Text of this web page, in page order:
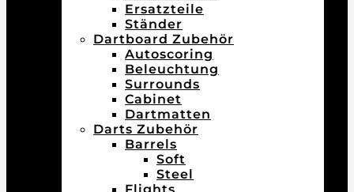
Ersatzteile
Ständer
Dartboard Zubehör
Autoscoring
Beleuchtung
Surrounds
Cabinet
Dartmatten
Darts Zubehör
Barrels
Soft
Steel